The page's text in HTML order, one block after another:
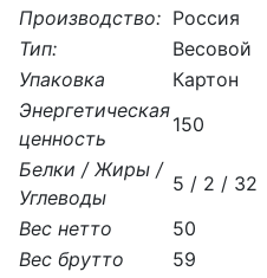
Производство: Россия
Тип:
Весовой
Упаковка
Картон
Энергетическая
ценность
150
Белки / Жиры /
Углеводы
5 / 2 / 32
Вес нетто
50
Вес брутто
59